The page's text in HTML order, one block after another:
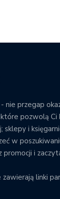
nie przegap
pozwolą Ci
sklepy i
w
i
linki